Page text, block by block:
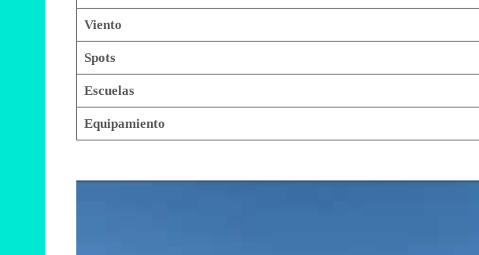
Viento
Spots
Escuelas
Equipamiento